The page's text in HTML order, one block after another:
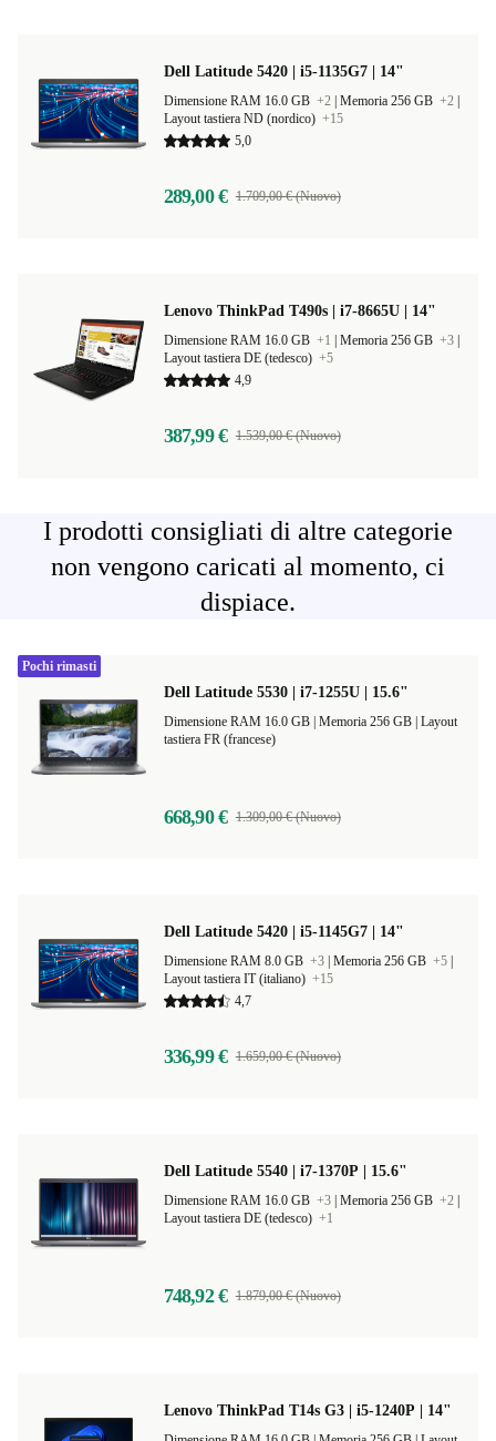
Dell Latitude 5420 | i5-1135G7 | 14"
Dimensione RAM 16.0 GB +2 Memoria 256 GB +2
Layout tastiera ND (nordico) +15
5,0
289,00 € 1.709,00 € (Nuovo)
Lenovo ThinkPad T490s | i7-8665U | 14"
Dimensione RAM 16.0 GB +1 Memoria 256 GB +3
Layout tastiera DE (tedesco) +5
4,9
387,99 € 1.539,00 € (Nuovo)
I prodotti consigliati di altre categorie
non vengono caricati al momento, ci
dispiace.
Dell Latitude 5530 | i7-1255U | 15.6"
Layout
tastiera FR (francese)
668,90 € 1.309,00 € (Nuovo)
Pochi rimasti
Dell Latitude 5420 | i5-1145G7 | 14"
Dimensione RAM 8.0 GB +3 Memoria 256 GB +5
Layout tastiera IT (italiano) +15
4,7
336,99 € 1.659,00 € (Nuovo)
Dell Latitude 5540 | i7-1370P | 15.6"
Dimensione RAM 16.0 GB +3 Memoria 256 GB +2
Layout tastiera DE (tedesco) +1
748,92 € 1.879,00 € (Nuovo)
Lenovo ThinkPad T14s G3 | i5-1240P | 14"